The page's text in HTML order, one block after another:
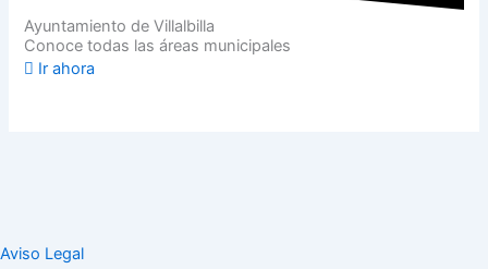
Ayuntamiento de Villalbilla
Conoce todas las áreas municipales
Ir ahora
Aviso Legal